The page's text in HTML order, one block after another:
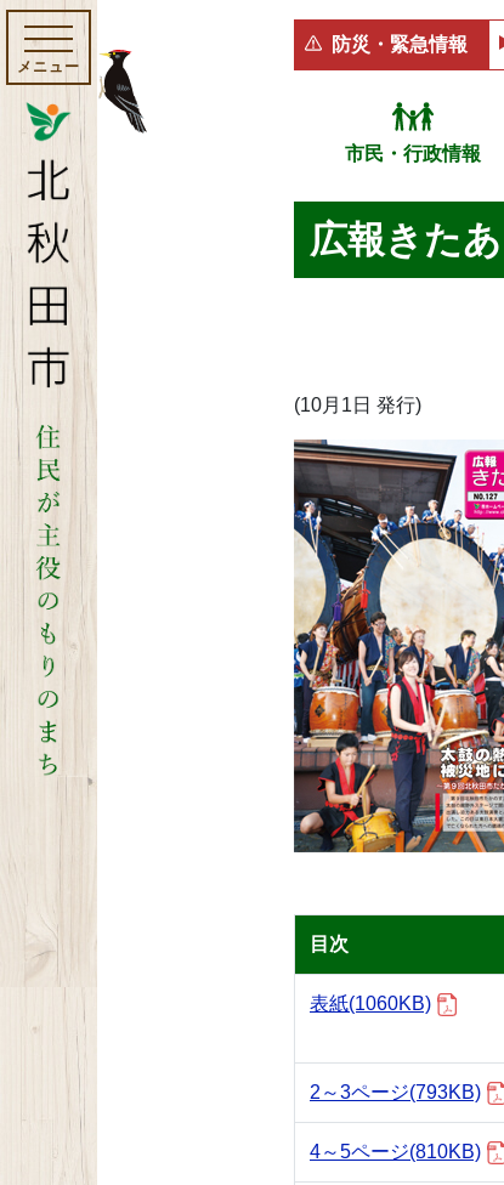
メニュー
防災・緊急情報
市民・行政情報
広報きた
(10月1日 発行)
目次
表紙(1060KB)
2～3ページ(793KB)
4～5ページ(810KB)